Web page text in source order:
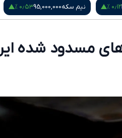
ربع سکه53,000,000۰٫۹۵ % یورو
های مسدود شده